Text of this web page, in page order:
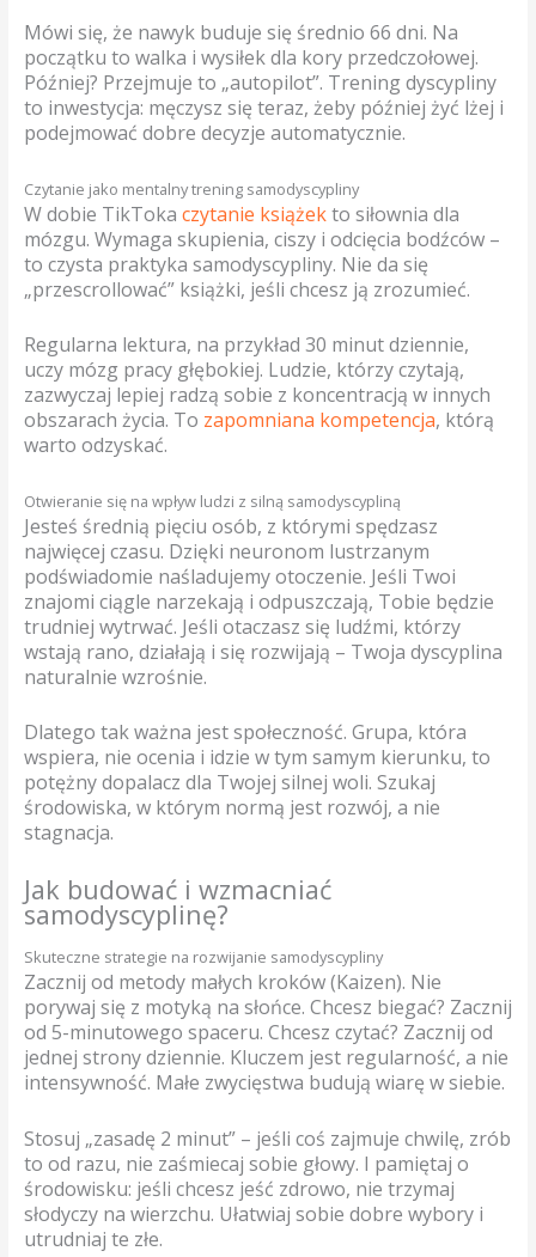
Mówi się, że nawyk buduje się średnio 66 dni. Na
początku to walka i wysiłek dla kory przedczołowej.
Później? Przejmuje to „autopilot”. Trening dyscypliny
to inwestycja: męczysz się teraz, żeby później żyć lżej i
podejmować dobre decyzje automatycznie.
Czytanie jako mentalny trening samodyscypliny
W dobie TikToka czytanie książekto siłownia dla
mózgu. Wymaga skupienia, ciszy i odcięcia bodźców –
to czysta praktyka samodyscypliny. Nie da się
„przescrollować” książki, jeśli chcesz ją zrozumieć.
Regularna lektura, na przykład 30 minut dziennie,
uczy mózg pracy głębokiej. Ludzie, którzy czytają,
zazwyczaj lepiej radzą sobie z koncentracją w innych
obszarach życia. To zapomniana kompetencja, którą
warto odzyskać.
Otwieranie się na wpływ ludzi z silną samodyscypliną
Jesteś średnią pięciu osób, z którymi spędzasz
najwięcej czasu. Dzięki neuronom lustrzanym
podświadomie naśladujemy otoczenie. Jeśli Twoi
znajomi ciągle narzekają i odpuszczają, Tobie będzie
trudniej wytrwać. Jeśli otaczasz się ludźmi, którzy
wstają rano, działają i się rozwijają – Twoja dyscyplina
naturalnie wzrośnie.
Dlatego tak ważna jest społeczność. Grupa, która
wspiera, nie ocenia i idzie w tym samym kierunku, to
potężny dopalacz dla Twojej silnej woli. Szukaj
środowiska, w którym normą jest rozwój, a nie
stagnacja.
Jak budować i wzmacniać
samodyscyplinę?
Skuteczne strategie na rozwijanie samodyscypliny
Zacznij od metody małych kroków (Kaizen). Nie
porywaj się z motyką na słońce. Chcesz biegać? Zacznij
od 5-minutowego spaceru. Chcesz czytać? Zacznij od
jednej strony dziennie. Kluczem jest regularność, a nie
intensywność. Małe zwycięstwa budują wiarę w siebie.
Stosuj „zasadę 2 minut” – jeśli coś zajmuje chwilę, zrób
to od razu, nie zaśmiecaj sobie głowy. I pamiętaj o
środowisku: jeśli chcesz jeść zdrowo, nie trzymaj
słodyczy na wierzchu. Ułatwiaj sobie dobre wybory i
utrudniaj te złe.